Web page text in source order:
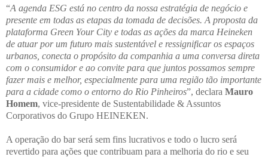
“A agenda ESG está no centro da nossa estratégia de negócio e
presente em todas as etapas da tomada de decisões. A proposta da
plataforma Green Your City e todas as ações da marca Heineken
de atuar por um futuro mais sustentável e ressignificar os espaços
urbanos, conecta o propósito da companhia a uma conversa direta
com o consumidor e ao convite para que juntos possamos sempre
fazer mais e melhor, especialmente para uma região tão importante
para a cidade como o entorno do Rio Pinheiros”, declara Mauro
Homem, vice-presidente de Sustentabilidade & Assuntos
Corporativos do Grupo HEINEKEN.
A operação do bar será sem fins lucrativos e todo o lucro será
revertido para ações que contribuam para a melhoria do rio e seu